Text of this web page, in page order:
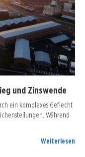
und Zinswende
ein komplexes Geflecht
Während
Weiterlesen